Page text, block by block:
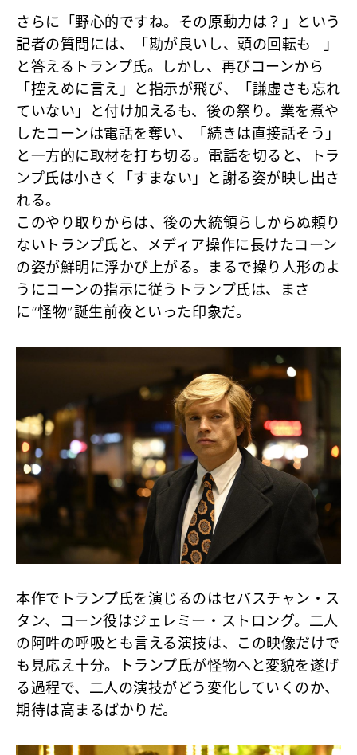
さらに「野心的ですね。その原動力は？」という
記者の質問には、「勘が良いし、頭の回転も…」
と答えるトランプ氏。しかし、再びコーンから
「控えめに言え」と指示が飛び、「謙虚さも忘れ
ていない」と付け加えるも、後の祭り。業を煮や
したコーンは電話を奪い、「続きは直接話そう」
と一方的に取材を打ち切る。電話を切ると、トラ
ンプ氏は小さく「すまない」と謝る姿が映し出さ
れる。
このやり取りからは、後の大統領らしからぬ頼り
ないトランプ氏と、メディア操作に長けたコーン
の姿が鮮明に浮かび上がる。まるで操り人形のよ
うにコーンの指示に従うトランプ氏は、まさ
に“怪物”誕生前夜といった印象だ。
本作でトランプ氏を演じるのはセバスチャン・ス
タン、コーン役はジェレミー・ストロング。二人
の阿吽の呼吸とも言える演技は、この映像だけで
も見応え十分。トランプ氏が怪物へと変貌を遂げ
る過程で、二人の演技がどう変化していくのか、
期待は高まるばかりだ。